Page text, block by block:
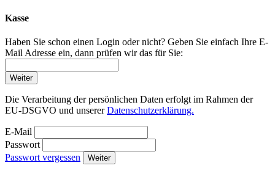
Kasse
Haben Sie schon einen Login oder nicht? Geben Sie einfach Ihre E-
Mail Adresse ein, dann prüfen wir das für Sie:
Weiter
Die Verarbeitung der persönlichen Daten erfolgt im Rahmen der
EU-DSGVO und unsererDatenschutzerklärung.
E-Mail
Passwort
Passwort vergessen
Weiter